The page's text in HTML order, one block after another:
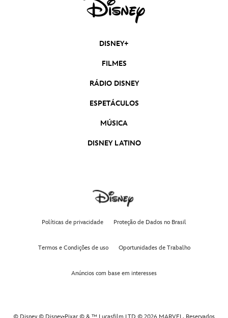
DISNEY+
FILMES
RÁDIO DISNEY
ESPETÁCULOS
MÚSICA
DISNEY LATINO
Políticas de privacidade Proteção de Dados no Brasil
Termos e Condições de uso Oportunidades de Trabalho
Anúncios com base em interesses